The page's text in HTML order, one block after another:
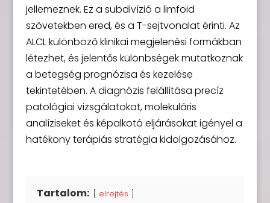
jellemeznek. Ez a subdivízió a limfoid
szövetekben ered, és a T-sejtvonalat érinti. Az
ALCL különböző klinikai megjelenési formákban
létezhet, és jelentős különbségek mutatkoznak
a betegség prognózisa és kezelése
tekintetében. A diagnózis felállítása precíz
patológiai vizsgálatokat, molekuláris
analíziseket és képalkotó eljárásokat igényel a
hatékony terápiás stratégia kidolgozásához.
Tartalom: elrejtés